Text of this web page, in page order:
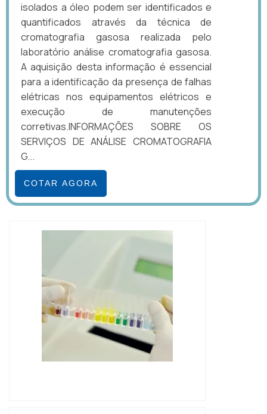
isolados a óleo podem ser identificados e
quantificados através da técnica de
cromatografia gasosa realizada pelo
laboratório análise cromatografia gasosa.
A aquisição desta informação é essencial
para a identificação da presença de falhas
elétricas nos equipamentos elétricos e
execução de manutenções
corretivas.INFORMAÇÕES SOBRE OS
SERVIÇOS DE ANÁLISE CROMATOGRAFIA
G...
COTAR AGORA